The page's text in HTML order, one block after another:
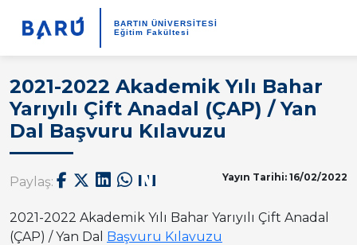
BARTIN ÜNİVERSİTESİ
Eğitim Fakültesi
2021-2022 Akademik Yılı Bahar
Yarıyılı Çift Anadal (ÇAP) / Yan
Dal Başvuru Kılavuzu
Paylaş: Yayın Tarihi: 16/02/2022
2021-2022 Akademik Yılı Bahar Yarıyılı Çift Anadal
(ÇAP) / Yan Dal Başvuru Kılavuzu